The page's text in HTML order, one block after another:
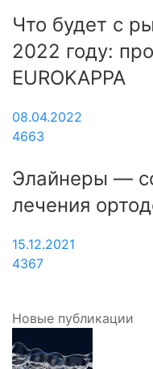
Что будет с
2022 году:
EUROKAPPA
08.04.2022
4663
Элайнеры —
лечения
15.12.2021
4367
Новые публикации